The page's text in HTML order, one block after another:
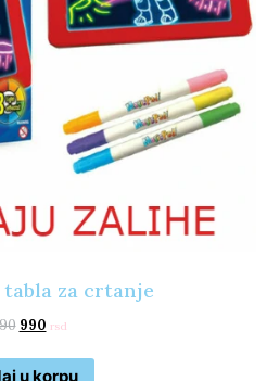
tabla za crtanje
990 rsd
u korpu